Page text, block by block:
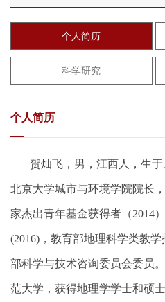
个人简历
科学研究
个人简历
贺灿飞，男，江西人，生于
北京大学城市与环境学院院长
家杰出青年基金获得者（2014
(2016) ， 教育部地理科学类教
部科学与技术咨询委员会委员。
范大学，获得地理学学士和硕士